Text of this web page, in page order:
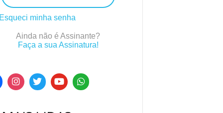
Esqueci minha senha
Ainda não é Assinante?
Faça a sua Assinatura!